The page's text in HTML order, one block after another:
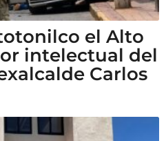
el Alto
intelectual del
Carlos